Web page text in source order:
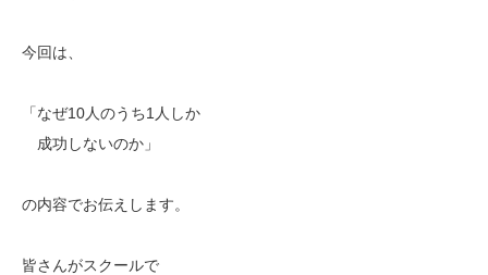
今回は、
「なぜ10人のうち1人しか
成功しないのか」
の内容でお伝えします。
皆さんがスクールで